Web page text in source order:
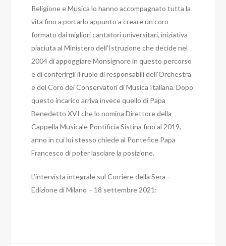
Religione e Musica lo hanno accompagnato tutta la
vita fino a portarlo appunto a creare un coro
formato dai migliori cantatori universitari, iniziativa
piaciuta al Ministero dell’Istruzione che decide nel
2004 di appoggiare Monsignore in questo percorso
e di conferirgli il ruolo di responsabili dell’Orchestra
e del Coro dei Conservatori di Musica Italiana. Dopo
questo incarico arriva invece quello di Papa
Benedetto XVI che lo nomina Direttore della
Cappella Musicale Pontificia Sistina fino al 2019,
anno in cui lui stesso chiede al Pontefice Papa
Francesco di poter lasciare la posizione.
L’intervista integrale sul Corriere della Sera –
Edizione di Milano – 18 settembre 2021: